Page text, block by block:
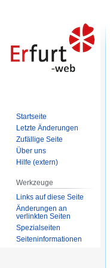
Startseite
Letzte Änderungen
Zufällige Seite
Über uns
Hilfe (extern)
Werkzeuge
Links auf diese Seite
Änderungen an
verlinkten Seiten
Spezialseiten
Seiten­informationen